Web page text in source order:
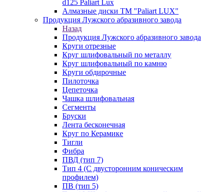
d125 Paliart Lux
Алмазные диски ТМ "Paliart LUX"
Продукция Лужского абразивного завода
Назад
Продукция Лужского абразивного завода
Круги отрезные
Круг шлифовальный по металлу
Круг шлифовальный по камню
Круги обдирочные
Пилоточка
Цепеточка
Чашка шлифовальная
Сегменты
Бруски
Лента бесконечная
Круг по Керамике
Тигли
Фибра
ПВД (тип 7)
Тип 4 (С двусторонним коническим
профилем)
ПВ (тип 5)